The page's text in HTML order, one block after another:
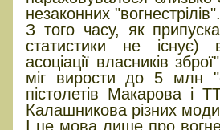
незаконних "вогнестрілів".
З того часу, як
статистики не існує)
асоціації власників
міг вирости до 5 млн
пістолетів Макарова і
Калашникова різних
І це мова лише про